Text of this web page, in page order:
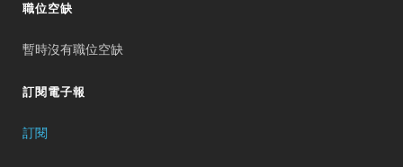
職位空缺
暫時沒有職位空缺
訂閱電子報
訂閱